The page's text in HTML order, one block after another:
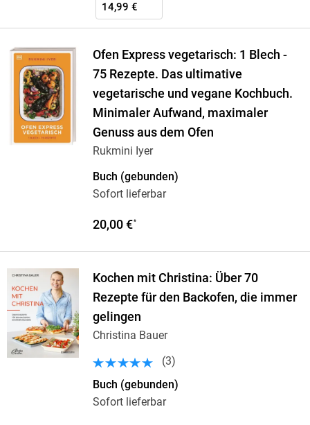
14,99 €
Ofen Express vegetarisch: 1 Blech -
75 Rezepte. Das ultimative
vegetarische und vegane Kochbuch.
Minimaler Aufwand, maximaler
Genuss aus dem Ofen
Rukmini Iyer
Buch (gebunden)
Sofort lieferbar
20,00 €*
Kochen mit Christina: Über 70
Rezepte für den Backofen, die immer
gelingen
Christina Bauer
(3)
Buch (gebunden)
Sofort lieferbar